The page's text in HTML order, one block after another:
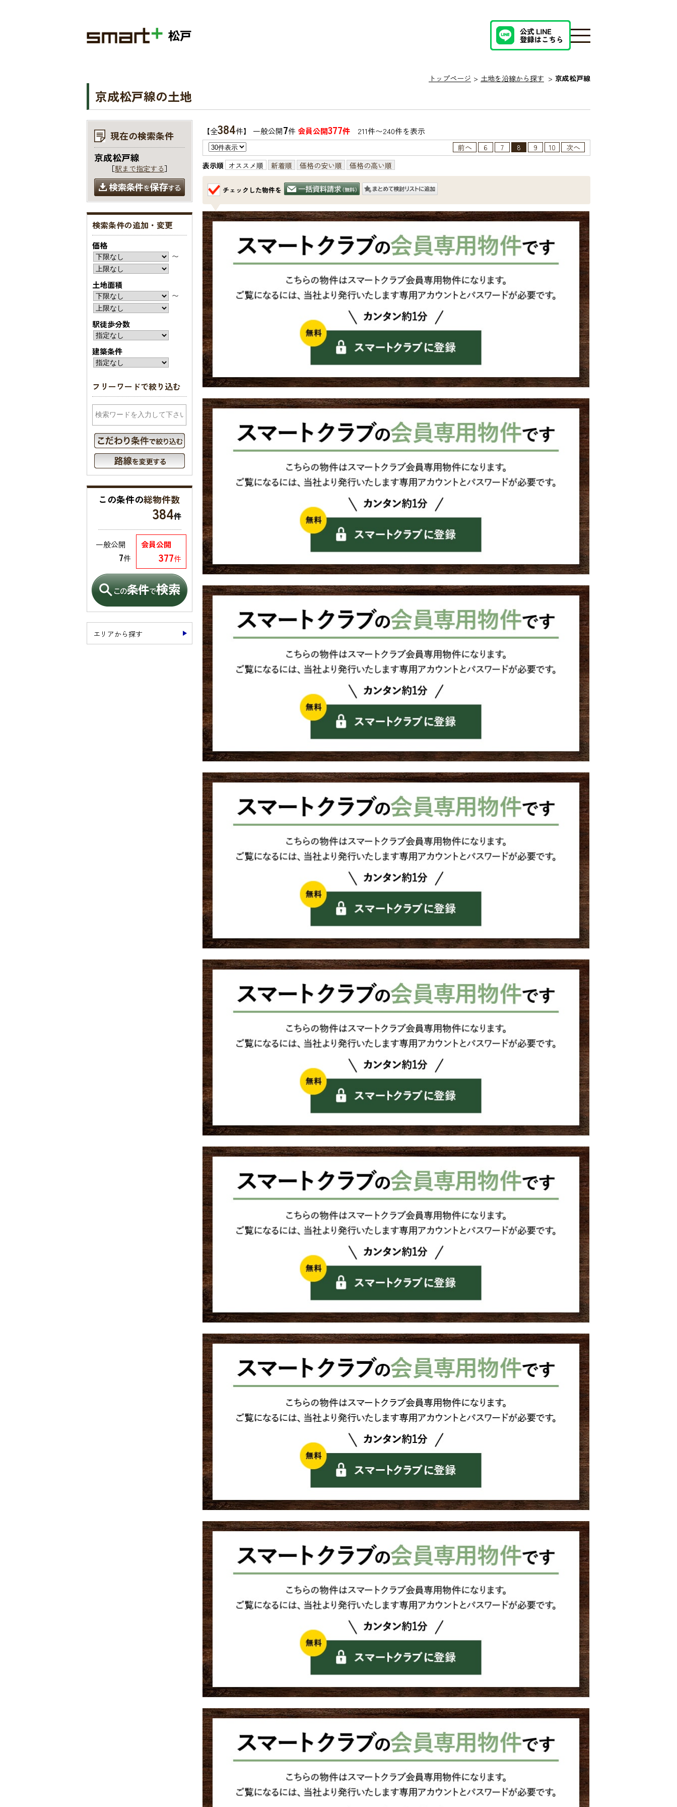
松戸
トップページ 土地を沿線から探す 京成松戸線
京成松戸線の土地
【全384件】 一般公開7件会員公開377件 211件〜240件を表示
前へ 6 7 8 9 10
次へ
表示順 オススメ順 新着順 価格の安い順 価格の高い順
チェックした物件を
現在の検索条件
京成松戸線
［駅まで指定する］
検索条件の追加・変更
価格
〜
土地面積
〜
駅徒歩分数
建築条件
フリーワードで絞り込む
この条件の総物件数
384件
会員公開
377件
一般公開
7件
エリアから探す